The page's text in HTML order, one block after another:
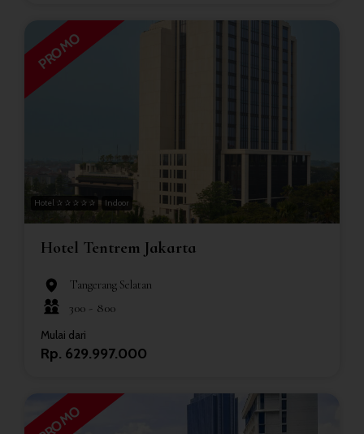
PROMO
Hotel ✰ ✰ ✰ ✰ ✰ Indoor
Hotel Tentrem Jakarta
Tangerang Selatan
300 - 800
Mulai dari
Rp. 629.997.000
PROMO